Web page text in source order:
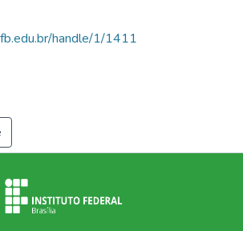
handle/1/1411